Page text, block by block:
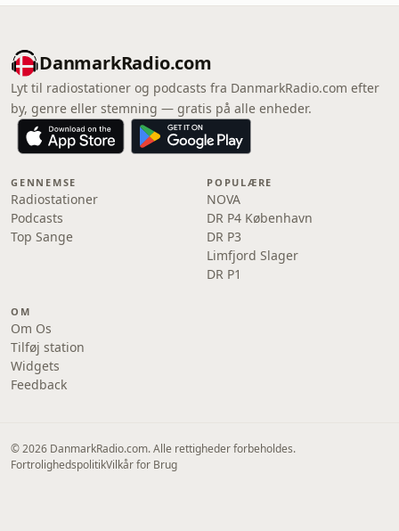
DanmarkRadio.com
Lyt til radiostationer og podcasts fra DanmarkRadio.com efter
by, genre eller stemning — gratis på alle enheder.
GENNEMSE
Radiostationer
Podcasts
Top Sange
POPULÆRE
NOVA
DR P4 København
DR P3
Limfjord Slager
DR P1
OM
Om Os
Tilføj station
Widgets
Feedback
© 2026 DanmarkRadio.com. Alle rettigheder forbeholdes.
FortrolighedspolitikVilkår for Brug